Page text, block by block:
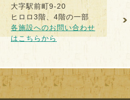
大字駅前町9-20
ヒロロ3階、4階の一部
各施設へのお問い合わせ
はこちらから